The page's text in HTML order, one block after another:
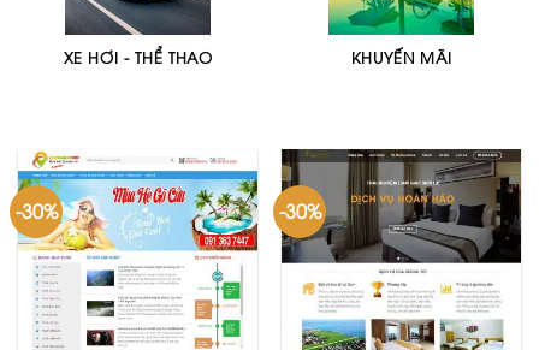
XE HƠI - THỂ THAO KHUYẾN MÃI
-30% -30%